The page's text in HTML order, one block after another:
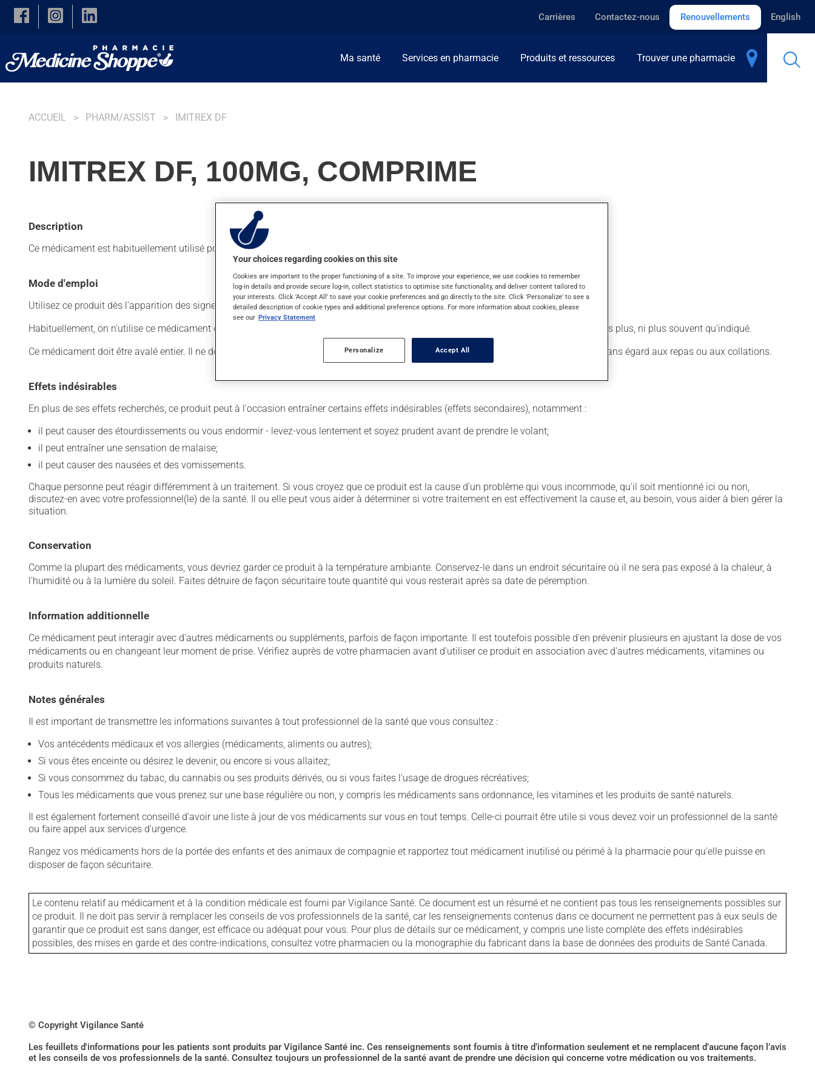
Skip to main content
Carrières Contactez-nous Renouvellements English
Ma santé Services en pharmacie Produits et ressources Trouver une pharmacie
ACCUEIL PHARM/ASSIST IMITREX DF
IMITREX DF, 100MG, COMPRIME
Description
Ce médicament est habituellement utilisé pour soulager les migraines. On peut sentir son action en moins d'une heure.
Mode d'emploi
Utilisez ce produit dès l'apparition des signes d'une migraine. Il sera ainsi pleinement efficace et vous serez soulagé plus rapidement.
Habituellement, on n'utilise ce médicament qu'au besoin. Il est important de respecter la posologie inscrite sur l'étiquette. N'en utilisez pas plus, ni plus souvent qu'indiqué.
Ce médicament doit être avalé entier. Il ne doit pas être coupé, croqué ou écrasé. Ce médicament peut être pris avec ou sans nourriture, sans égard aux repas ou aux collations.
Effets indésirables
En plus de ses effets recherchés, ce produit peut à l'occasion entraîner certains effets indésirables (effets secondaires), notamment :
il peut causer des étourdissements ou vous endormir - levez-vous lentement et soyez prudent avant de prendre le volant;
il peut entraîner une sensation de malaise;
il peut causer des nausées et des vomissements.
Chaque personne peut réagir différemment à un traitement. Si vous croyez que ce produit est la cause d'un problème qui vous incommode, qu'il soit mentionné ici ou non,
discutez-en avec votre professionnel(le) de la santé. Il ou elle peut vous aider à déterminer si votre traitement en est effectivement la cause et, au besoin, vous aider à bien gérer la
situation.
Conservation
Comme la plupart des médicaments, vous devriez garder ce produit à la température ambiante. Conservez-le dans un endroit sécuritaire où il ne sera pas exposé à la chaleur, à
l'humidité ou à la lumière du soleil. Faites détruire de façon sécuritaire toute quantité qui vous resterait après sa date de péremption.
Information additionnelle
Ce médicament peut interagir avec d'autres médicaments ou suppléments, parfois de façon importante. Il est toutefois possible d'en prévenir plusieurs en ajustant la dose de vos
médicaments ou en changeant leur moment de prise. Vérifiez auprès de votre pharmacien avant d'utiliser ce produit en association avec d'autres médicaments, vitamines ou
produits naturels.
Notes générales
Il est important de transmettre les informations suivantes à tout professionnel de la santé que vous consultez :
Vos antécédents médicaux et vos allergies (médicaments, aliments ou autres);
Si vous êtes enceinte ou désirez le devenir, ou encore si vous allaitez;
Si vous consommez du tabac, du cannabis ou ses produits dérivés, ou si vous faites l'usage de drogues récréatives;
Tous les médicaments que vous prenez sur une base régulière ou non, y compris les médicaments sans ordonnance, les vitamines et les produits de santé naturels.
Il est également fortement conseillé d'avoir une liste à jour de vos médicaments sur vous en tout temps. Celle-ci pourrait être utile si vous devez voir un professionnel de la santé
ou faire appel aux services d'urgence.
Rangez vos médicaments hors de la portée des enfants et des animaux de compagnie et rapportez tout médicament inutilisé ou périmé à la pharmacie pour qu'elle puisse en
disposer de façon sécuritaire.
Le contenu relatif au médicament et à la condition médicale est fourni par Vigilance Santé. Ce document est un résumé et ne contient pas tous les renseignements possibles sur
ce produit. Il ne doit pas servir à remplacer les conseils de vos professionnels de la santé, car les renseignements contenus dans ce document ne permettent pas à eux seuls de
garantir que ce produit est sans danger, est efficace ou adéquat pour vous. Pour plus de détails sur ce médicament, y compris une liste complète des effets indésirables
possibles, des mises en garde et des contre-indications, consultez votre pharmacien ou la monographie du fabricant dans la base de données des produits de Santé Canada.
© Copyright Vigilance Santé
Les feuillets d'informations pour les patients sont produits par Vigilance Santé inc. Ces renseignements sont fournis à titre d’information seulement et ne remplacent d’aucune façon l’avis
et les conseils de vos professionnels de la santé. Consultez toujours un professionnel de la santé avant de prendre une décision qui concerne votre médication ou vos traitements.
Your choices regarding cookies on this site
Cookies are important to the proper functioning of a site. To improve your experience, we use cookies to remember
log-in details and provide secure log-in, collect statistics to optimise site functionality, and deliver content tailored to
your interests. Click 'Accept All' to save your cookie preferences and go directly to the site. Click 'Personalize' to see a
detailed description of cookie types and additional preference options. For more information about cookies, please
see our Privacy Statement
Personalize Accept All